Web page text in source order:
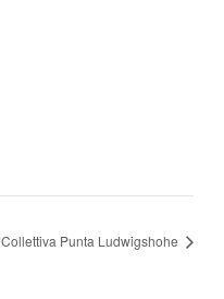
Collettiva Punta Ludwigshohe